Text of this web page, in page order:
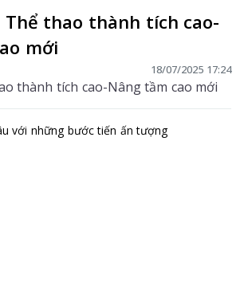
Thể thao thành tích cao-
mới
18/07/2025 17:24
thành tích cao-Nâng tầm cao mới